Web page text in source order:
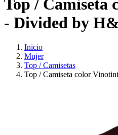
Top / Camiseta
- Divided by
Inicio
Mujer
Top / Camisetas
Top / Camiseta color